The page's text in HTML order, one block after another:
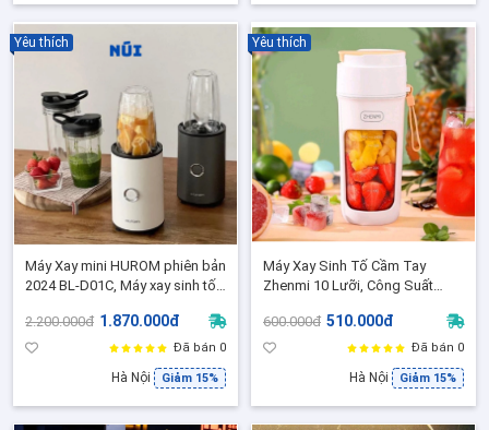
Máy Xay mini HUROM phiên bản
2024 BL-D01C, Máy xay sinh tố
BH 3 Năm
2.200.000đ 1.870.000đ
Đã bán 0
Hà Nội Giảm 15%
Yêu thích
Máy Xay Sinh Tố Cầm Tay
Zhenmi 10 Lưỡi, Công Suất
340ml
600.000đ 510.000đ
Đã bán 0
Hà Nội Giảm 15%
Yêu thích